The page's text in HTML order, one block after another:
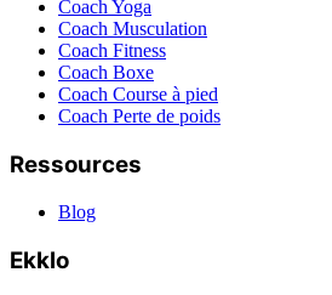
Coach Yoga
Coach Musculation
Coach Fitness
Coach Boxe
Coach Course à pied
Coach Perte de poids
Ressources
Blog
Ekklo